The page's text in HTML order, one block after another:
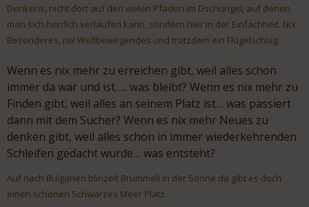
Denkens, nicht dort auf den vielen Pfaden im Dschungel, auf denen
man sich herrlich verlaufen kann, sondern hier in der Einfachheit. Nix
Besonderes, nix Weltbewegendes und trotzdem ein Flügelschlag.
Wenn es nix mehr zu erreichen gibt, weil alles schon
immer da war und ist….. was bleibt? Wenn es nix mehr zu
Finden gibt, weil alles an seinem Platz ist… was passiert
dann mit dem Sucher? Wenn es nix mehr Neues zu
denken gibt, weil alles schon in immer wiederkehrenden
Schleifen gedacht wurde… was entsteht?
Auf nach Bulgarien blinzelt Brummeli in der Sonne da gibt es doch
einen schönen Schwarzes Meer Platz.